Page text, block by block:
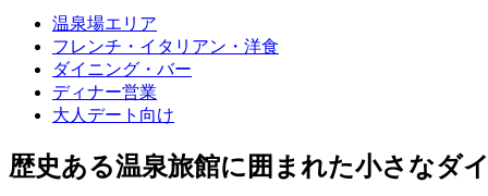
温泉場エリア
フレンチ・イタリアン・洋食
ダイニング・バー
ディナー営業
大人デート向け
歴史ある温泉旅館に囲まれた小さなダ